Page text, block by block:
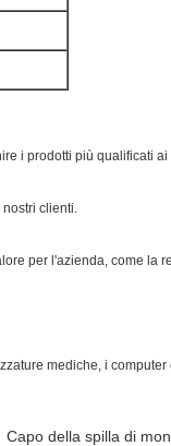
i prodotti più qualificati
clienti.
per l'azienda, come la
mediche, i
Capo della spilla di